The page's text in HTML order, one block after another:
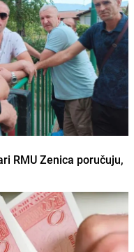
RMU Zenica poručuju,